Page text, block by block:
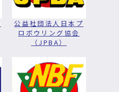
公益社団法人日本プ
ロボウリング協会
（JPBA）